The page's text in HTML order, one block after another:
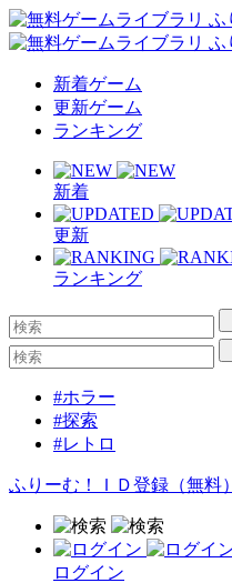
新着ゲーム
更新ゲーム
ランキング
新着
更新
ランキング
#ホラー
#探索
#レトロ
ふりーむ！ＩＤ登録（無料）
ログイン